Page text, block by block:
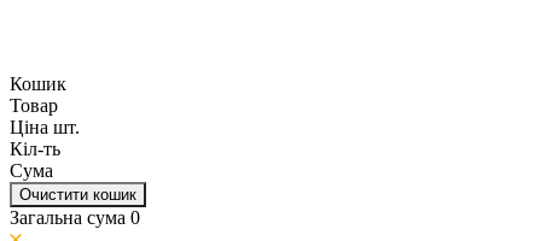
Кошик
Товар
Ціна шт.
Кіл-ть
Сума
Очистити кошик
Загальна сума 0